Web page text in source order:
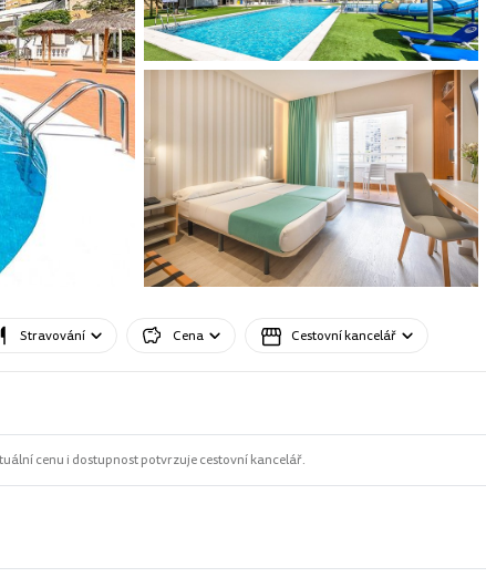
Stravování Cena Cestovní kancelář
cenu i dostupnost potvrzuje cestovní kancelář.